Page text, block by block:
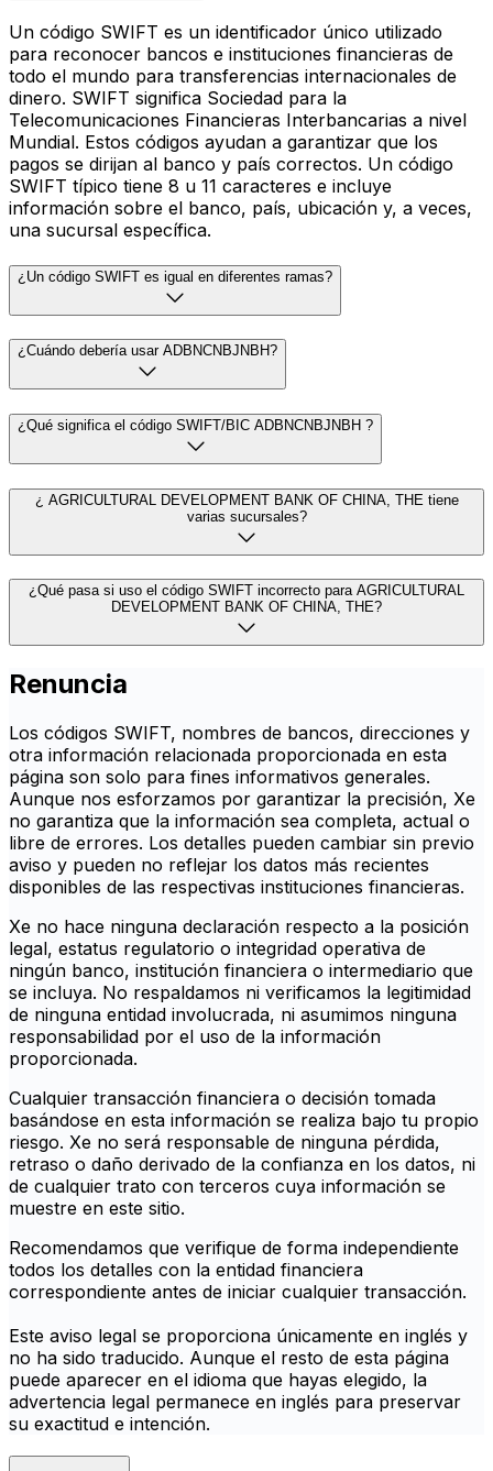
Un código SWIFT es un identificador único utilizado
para reconocer bancos e instituciones financieras de
todo el mundo para transferencias internacionales de
dinero. SWIFT significa Sociedad para la
Telecomunicaciones Financieras Interbancarias a nivel
Mundial. Estos códigos ayudan a garantizar que los
pagos se dirijan al banco y país correctos. Un código
SWIFT típico tiene 8 u 11 caracteres e incluye
información sobre el banco, país, ubicación y, a veces,
una sucursal específica.
¿Un código SWIFT es igual en diferentes ramas?
¿Cuándo debería usar ADBNCNBJNBH?
¿Qué significa el código SWIFT/BIC ADBNCNBJNBH ?
¿ AGRICULTURAL DEVELOPMENT BANK OF CHINA, THE tiene
varias sucursales?
¿Qué pasa si uso el código SWIFT incorrecto para AGRICULTURAL
DEVELOPMENT BANK OF CHINA, THE?
Renuncia
Los códigos SWIFT, nombres de bancos, direcciones y
otra información relacionada proporcionada en esta
página son solo para fines informativos generales.
Aunque nos esforzamos por garantizar la precisión, Xe
no garantiza que la información sea completa, actual o
libre de errores. Los detalles pueden cambiar sin previo
aviso y pueden no reflejar los datos más recientes
disponibles de las respectivas instituciones financieras.
Xe no hace ninguna declaración respecto a la posición
legal, estatus regulatorio o integridad operativa de
ningún banco, institución financiera o intermediario que
se incluya. No respaldamos ni verificamos la legitimidad
de ninguna entidad involucrada, ni asumimos ninguna
responsabilidad por el uso de la información
proporcionada.
Cualquier transacción financiera o decisión tomada
basándose en esta información se realiza bajo tu propio
riesgo. Xe no será responsable de ninguna pérdida,
retraso o daño derivado de la confianza en los datos, ni
de cualquier trato con terceros cuya información se
muestre en este sitio.
Recomendamos que verifique de forma independiente
todos los detalles con la entidad financiera
correspondiente antes de iniciar cualquier transacción.
Este aviso legal se proporciona únicamente en inglés y
no ha sido traducido. Aunque el resto de esta página
puede aparecer en el idioma que hayas elegido, la
advertencia legal permanece en inglés para preservar
su exactitud e intención.